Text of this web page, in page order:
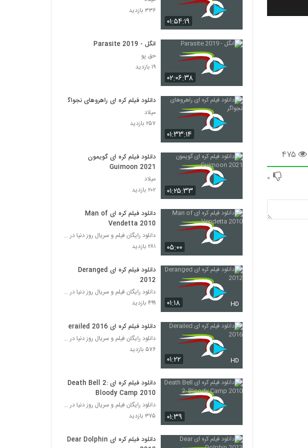
۴۷۵
۰
۰۱:۵۴:۱۹
۳۳۶ بازدید
۰۲:۰۶:۳۸
انگل - Parasite 2019
حق پو
۱۹ بازدید
۰۱:۳۳:۱۴
دانلود فیلم کره ای راهروهای نجواگر
میلاد
۲۵۷ بازدید
۰۱:۲۵:۳۳
دانلود فیلم کره ای گویمون
Guimoon 2021
میلاد
۲۰۲ بازدید
۰۵:۰۰
دانلود فیلم کره ای Man of
Vendetta 2010
دانلود رایگان فیلم و سریال روز دنیا در درامافا
۲۸۱ بازدید
۰۱:۱۸ HD
دانلود فیلم کره ای Deranged
2012
دانلود رایگان فیلم و سریال روز دنیا در درامافا
۴۹۹ بازدید
۰۱:۲۲ HD
دانلود فیلم کره ای Derailed 2016
دانلود رایگان فیلم و سریال روز دنیا در درامافا
۵۷۶ بازدید
۰۱:۳۹
دانلود فیلم کره ای Death Bell 2:
Bloody Camp 2010
دانلود رایگان فیلم و سریال روز دنیا در درامافا
۳۷۵ بازدید
دانلود فیلم کره ای Dear Dolphin